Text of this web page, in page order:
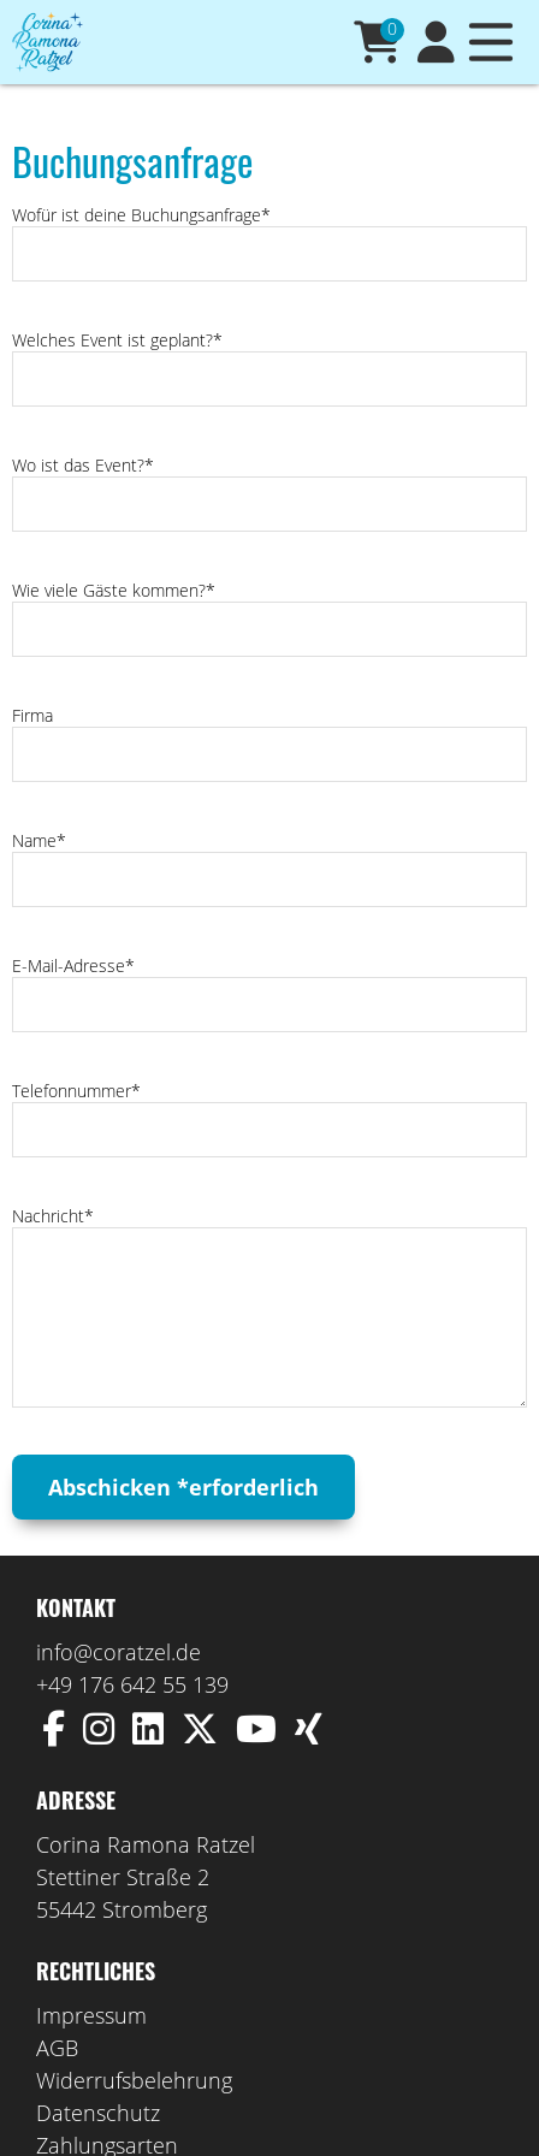
0
Buchungsanfrage
Wofür ist deine Buchungsanfrage*
Welches Event ist geplant?*
Wo ist das Event?*
Wie viele Gäste kommen?*
Firma
Name*
E-Mail-Adresse*
Telefonnummer*
Nachricht*
KONTAKT
info@coratzel.de
+49 176 642 55 139
ADRESSE
Corina Ramona Ratzel
Stettiner Straße 2
55442 Stromberg
RECHTLICHES
Impressum
AGB
Widerrufsbelehrung
Datenschutz
Zahlungsarten